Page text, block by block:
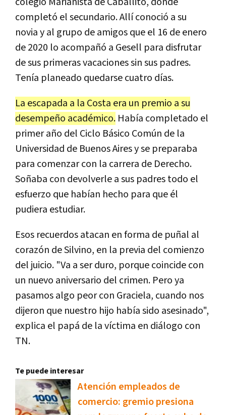
completó el secundario. Allí conoció a su
novia y al grupo de amigos que el 16 de enero
de 2020 lo acompañó a Gesell para disfrutar
de sus primeras vacaciones sin sus padres.
Tenía planeado quedarse cuatro días.
La escapada a la Costa era un premio a su
desempeño académico. Había completado el
primer año del Ciclo Básico Común de la
Universidad de Buenos Aires y se preparaba
para comenzar con la carrera de Derecho.
Soñaba con devolverle a sus padres todo el
esfuerzo que habían hecho para que él
pudiera estudiar.
Esos recuerdos atacan en forma de puñal al
corazón de Silvino, en la previa del comienzo
del juicio. "Va a ser duro, porque coincide con
un nuevo aniversario del crimen. Pero ya
pasamos algo peor con Graciela, cuando nos
dijeron que nuestro hijo había sido asesinado",
explica el papá de la víctima en diálogo con
TN.
Te puede interesar
Atención empleados de
comercio: gremio presiona